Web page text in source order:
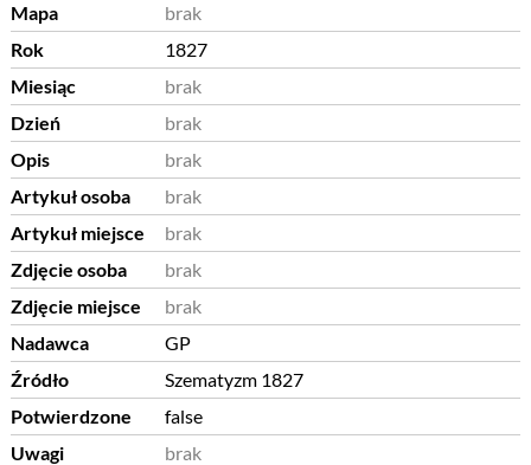
Mapa
brak
Rok
1827
Miesiąc
brak
Dzień
brak
Opis
brak
Artykuł osoba
brak
Artykuł miejsce
brak
Zdjęcie osoba
brak
Zdjęcie miejsce
brak
Nadawca
GP
Źródło
Szematyzm 1827
Potwierdzone
false
Uwagi
brak